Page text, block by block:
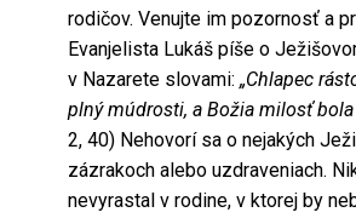
rodičov. Venujte im pozornosť a
Evanjelista Lukáš píše o
v Nazarete slovami: „Chlapec
plný múdrosti, a Božia milosť bola
2, 40) Nehovorí sa o nejakých
zázrakoch alebo uzdraveniach.
nevyrastal v rodine, v ktorej by